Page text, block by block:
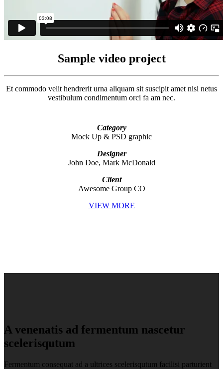
Sample video project
Et commodo velit hendrerit urna aliquam sit suscipit amet nisi netus
vestibulum condimentum orci fa am nec.
Category
Mock Up & PSD graphic
Designer
John Doe, Mark McDonald
Client
Awesome Group CO
VIEW MORE
A venenatis ad fermentum nascetur
scelerisqutum
Fermentum consequat ad a ultrices scelerisqutum facilisi parturient